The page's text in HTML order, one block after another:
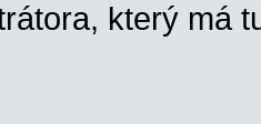
který má